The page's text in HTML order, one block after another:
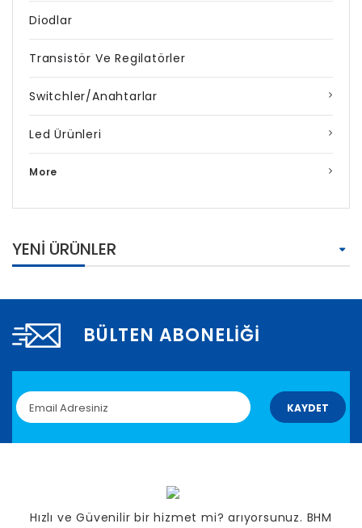
Diodlar
Transistör Ve Regilatörler
Switchler/Anahtarlar
Led Ürünleri
More
YENI ÜRÜNLER
BÜLTEN ABONELIĞI
KAYDET
Hızlı ve Güvenilir bir hizmet mi? arıyorsunuz. BHM